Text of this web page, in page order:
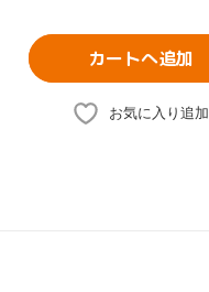
カートへ追加
お気に入り追加